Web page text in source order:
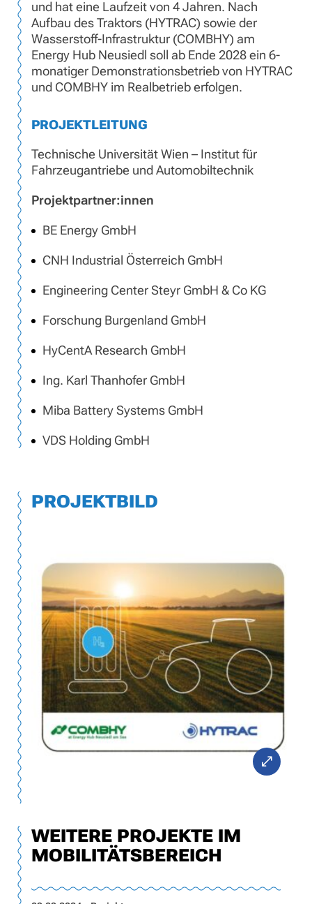
und hat eine Laufzeit von 4 Jahren. Nach
Aufbau des Traktors (HYTRAC) sowie der
Wasserstoff-Infrastruktur (COMBHY) am
Energy Hub Neusiedl soll ab Ende 2028 ein 6-
monatiger Demonstrationsbetrieb von HYTRAC
und COMBHY im Realbetrieb erfolgen.
PROJEKTLEITUNG
Technische Universität Wien – Institut für
Fahrzeugantriebe und Automobiltechnik
Projektpartner:innen
BE Energy GmbH
CNH Industrial Österreich GmbH
Engineering Center Steyr GmbH & Co KG
Forschung Burgenland GmbH
HyCentA Research GmbH
Ing. Karl Thanhofer GmbH
Miba Battery Systems GmbH
VDS Holding GmbH
PROJEKTBILD
WEITERE PROJEKTE IM
MOBILITÄTSBEREICH